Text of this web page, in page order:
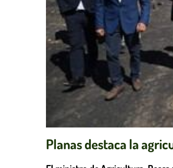
Planas destaca la